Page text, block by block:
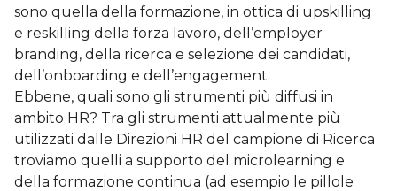
sono quella della formazione, in ottica di upskilling
e reskilling della forza lavoro, dell’employer
branding, della ricerca e selezione dei candidati,
dell’onboarding e dell’engagement.
Ebbene, quali sono gli strumenti più diffusi in
ambito HR? Tra gli strumenti attualmente più
utilizzati dalle Direzioni HR del campione di Ricerca
troviamo quelli a supporto del microlearning e
della formazione continua (ad esempio le pillole